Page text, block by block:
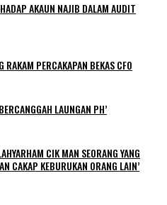
AKAUN NAJIB DALAM AUDIT
PERCAKAPAN BEKAS CFO
LAUNGAN PH’
CIK MAN SEORANG YANG
CAKAP KEBURUKAN ORANG LAIN’